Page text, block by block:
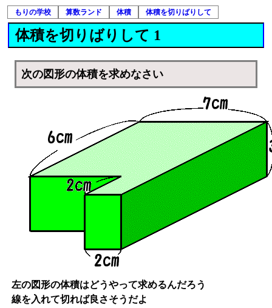
もりの学校 算数ランド 体積 体積を切りばりして
体積を切りばりして 1
次の図形の体積を求めなさい
左の図形の体積はどうやって求めるんだろう
線を入れて切れば良さそうだよ